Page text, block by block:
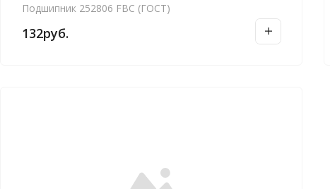
Подшипник 252806 FBC (ГОСТ)
132руб.